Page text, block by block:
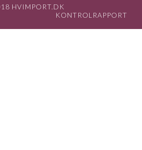
HVIMPORT.DK
KONTROLRAPPORT